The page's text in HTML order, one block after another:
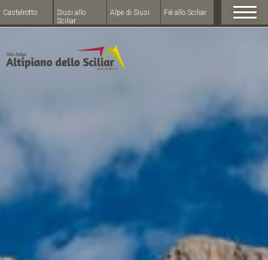
Castelrotto
Siusi allo
Sciliar
Alpe di Siusi Fiè allo Sciliar